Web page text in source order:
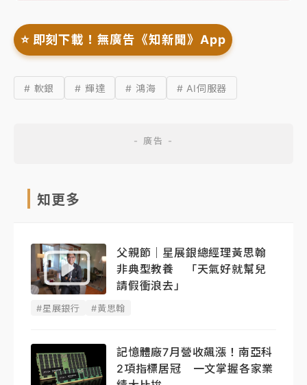
⭐️ 即刻下載！無廣告《知新聞》App
# 軟銀 # 輝達 # 鴻海 # AI伺服器
知更多
父親節｜星展銀總經理黃思翰
非典型教養 「天氣好就幫兒
請假衝浪去」
#星展銀行 #黃思翰
記憶體廠7月營收飆漲！南亞科
2項指標居冠 一文掌握各家業